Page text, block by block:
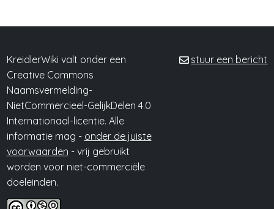
KreidlerWiki valt onder een
Creative Commons
Naamsvermelding-
NietCommercieel-GelijkDelen 4.0
Internationaal-licentie. Alle
informatie mag - onder de juiste
voorwaarden - vrij gebruikt
worden voor niet-commerciële
doeleinden.
stuur een bericht